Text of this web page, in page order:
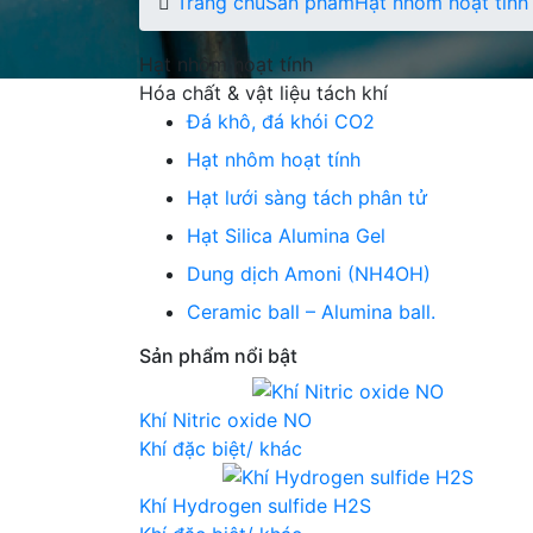
Hạt nhôm hoạt tính
Hóa chất & vật liệu tách khí
Đá khô, đá khói CO2
Hạt nhôm hoạt tính
Hạt lưới sàng tách phân tử
Hạt Silica Alumina Gel
Dung dịch Amoni (NH4OH)
Ceramic ball – Alumina ball.
Sản phẩm nổi bật
Khí Nitric oxide NO
Khí đặc biệt/ khác
Khí Hydrogen sulfide H2S